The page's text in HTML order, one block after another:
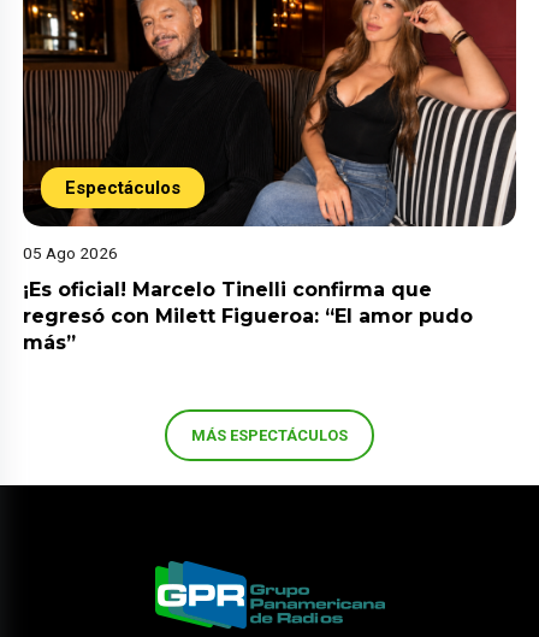
Espectáculos
05 Ago 2026
¡Es oficial! Marcelo Tinelli confirma que
regresó con Milett Figueroa: “El amor pudo
más”
MÁS ESPECTÁCULOS